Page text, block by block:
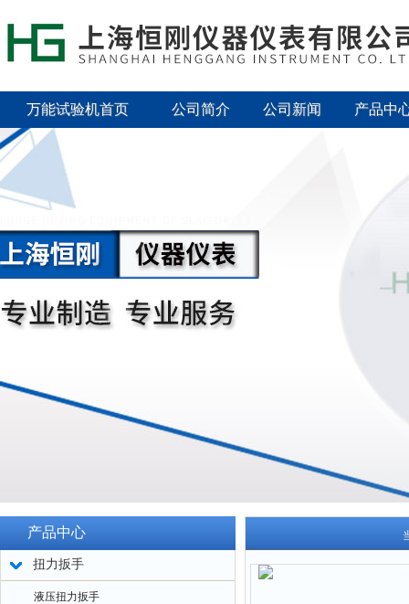
万能试验机首页 公司简介 公司新闻 产品中
产品中心
扭力扳手
液压扭力扳手